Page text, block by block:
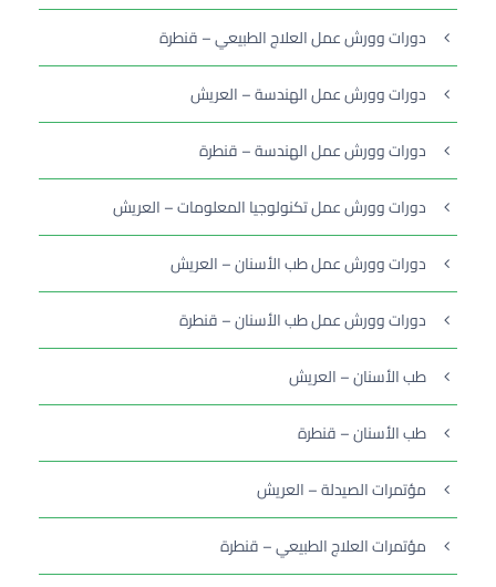
دورات وورش عمل العلاج الطبيعي – قنطرة
دورات وورش عمل الهندسة – العريش
دورات وورش عمل الهندسة – قنطرة
دورات وورش عمل تكنولوجيا المعلومات – العريش
دورات وورش عمل طب الأسنان – العريش
دورات وورش عمل طب الأسنان – قنطرة
طب الأسنان – العريش
طب الأسنان – قنطرة
مؤتمرات الصيدلة – العريش
مؤتمرات العلاج الطبيعي – قنطرة